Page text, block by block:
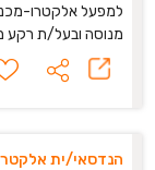
למפעל אלקטרו-
מנוסה ובעל/ת רקע
הנדסאי/ית